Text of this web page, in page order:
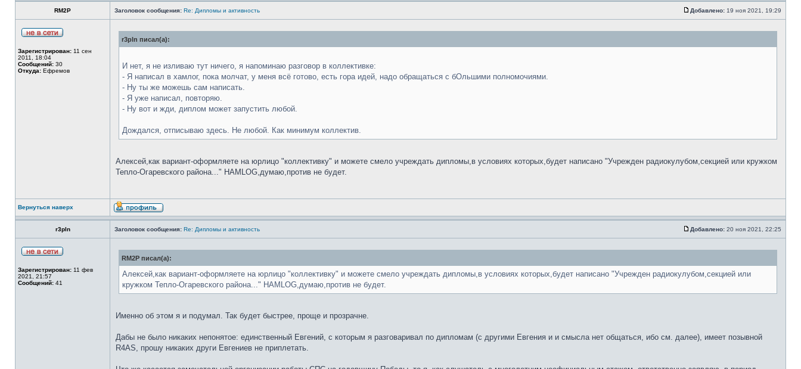
RM2P Заголовок сообщения: Re: Дипломы и активность Добавлено: 19 ноя 2021, 19:29
Зарегистрирован: 11 сен
2011, 18:04
Сообщений: 30
Откуда: Ефремов
r3pln писал(а):
И нет, я не изливаю тут ничего, я напоминаю разговор в коллективке:
- Я написал в хамлог, пока молчат, у меня всё готово, есть гора идей, надо обращаться с бОльшими полномочиями.
- Ну ты же можешь сам написать.
- Я уже написал, повторяю.
- Ну вот и жди, диплом может запустить любой.
Дождался, отписываю здесь. Не любой. Как минимум коллектив.
Алексей,как вариант-оформляете на юрлицо "коллективку" и можете смело учреждать дипломы,в условиях которых,будет написано "Учрежден радиокулубом,секцией или кружком
Тепло-Огаревского района..." HAMLOG,думаю,против не будет.
Вернуться наверх
r3pln Заголовок сообщения: Re: Дипломы и активность Добавлено: 20 ноя 2021, 22:25
Зарегистрирован: 11 фев
2021, 21:57
Сообщений: 41
RM2P писал(а):
Алексей,как вариант-оформляете на юрлицо "коллективку" и можете смело учреждать дипломы,в условиях которых,будет написано "Учрежден радиокулубом,секцией или
кружком Тепло-Огаревского района..." HAMLOG,думаю,против не будет.
Именно об этом я и подумал. Так будет быстрее, проще и прозрачне.
Дабы не было никаких непонятое: единственный Евгений, с которым я разговаривал по дипломам (с другими Евгения и и смысла нет общаться, ибо см. далее), имеет позывной
R4AS, прошу никаких други Евгениев не приплетать.